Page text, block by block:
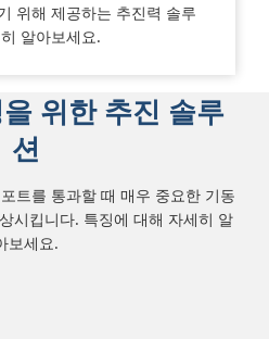
1-Pager Update
위해 제공하는 추진력 솔루
알아보세요.
위한 추진 솔루
션
트를 통과할 때 매우 중요한 기동
시킵니다. 특징에 대해 자세히 알
보세요.